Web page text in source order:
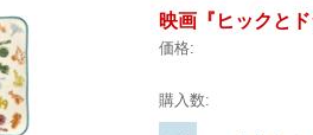
映画『ヒックと
価格:
購入数: